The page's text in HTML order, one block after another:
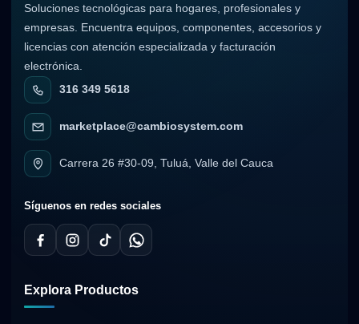
Soluciones tecnológicas para hogares, profesionales y
empresas. Encuentra equipos, componentes, accesorios y
licencias con atención especializada y facturación
electrónica.
316 349 5618
marketplace@cambiosystem.com
Carrera 26 #30-09, Tuluá, Valle del Cauca
Síguenos en redes sociales
Explora Productos